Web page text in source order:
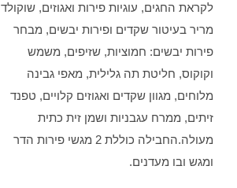
לקראת החגים, עוגיות פירות ואגוזים, שוקולד
מריר בעיטור שקדים ופירות יבשים, מבחר
פירות יבשים: חמוציות, שזיפים, משמש
וקוקוס, חליטת תה גלילית, מאפי גבינה
מלוחים, מגוון שקדים ואגוזים קלויים, טפנד
זיתים, ממרח עגבניות ושמן זית כתית
מעולה.החבילה כוללת 2 מגשי פירות הדר
ומגש ובו מעדנים.